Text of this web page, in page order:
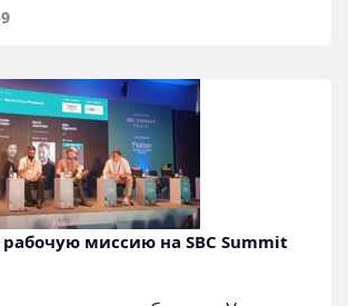
рабочую миссию на SBC Summit